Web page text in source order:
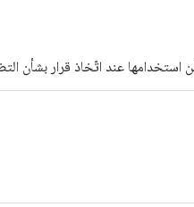
استخدامها عند اتّخاذ قرار بشأن